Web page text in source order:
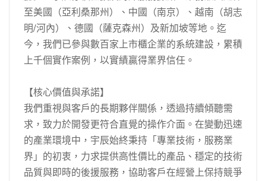
至美國（亞利桑那州）、中國（南京）、越南（胡志
明/河內）、德國（薩克森州）及新加坡等地。迄
今，我們已參與數百家上市櫃企業的系統建設，累積
上千個實作案例，以實績贏得業界信任。
【核心價值與承諾】
我們重視與客戶的長期夥伴關係，透過持續傾聽需
求，致力於開發更符合直覺的操作介面。在變動迅速
的產業環境中，宇辰始終秉持「專業技術，服務業
界」的初衷，力求提供高性價比的產品、穩定的技術
品質與即時的後援服務，協助客戶在經營上保持競爭